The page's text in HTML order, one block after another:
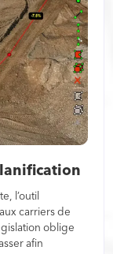
l’outil
carriers de
oblige
afin